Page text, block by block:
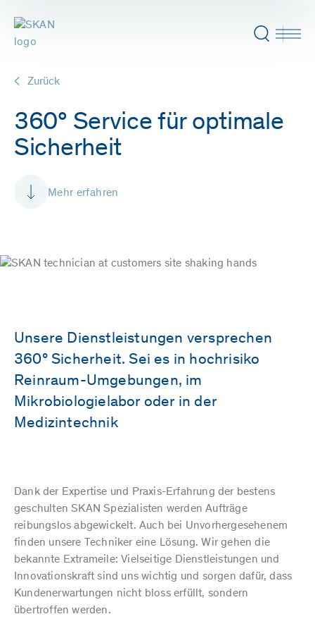
Zurück
360° Service für optimale
Sicherheit
Mehr erfahren
Unsere Dienstleistungen versprechen
360° Sicherheit. Sei es in hochrisiko
Reinraum-Umgebungen, im
Mikrobiologielabor oder in der
Medizintechnik
Dank der Expertise und Praxis-Erfahrung der bestens
geschulten SKAN Spezialisten werden Aufträge
reibungslos abgewickelt. Auch bei Unvorhergesehenem
finden unsere Techniker eine Lösung. Wir gehen die
bekannte Extrameile: Vielseitige Dienstleistungen und
Innovationskraft sind uns wichtig und sorgen dafür, dass
Kundenerwartungen nicht bloss erfüllt, sondern
übertroffen werden.